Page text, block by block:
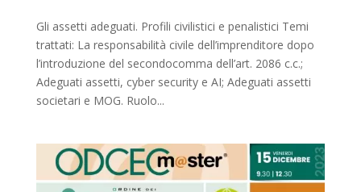
Gli assetti adeguati. Profili civilistici e penalistici Temi
trattati: La responsabilità civile dell’imprenditore dopo
l’introduzione del secondocomma dell’art. 2086 c.c.;
Adeguati assetti, cyber security e AI; Adeguati assetti
societari e MOG. Ruolo...